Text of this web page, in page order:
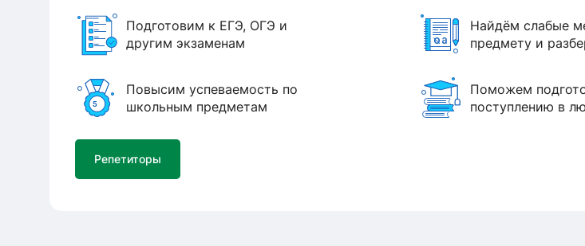
Подготовим к ЕГЭ, ОГЭ и
другим экзаменам
Найдём слабые
предмету и
Повысим успеваемость по
школьным предметам
Поможем
поступлению в
Репетиторы